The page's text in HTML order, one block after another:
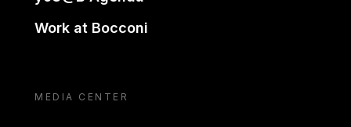
Work at Bocconi
MEDIA CENTER